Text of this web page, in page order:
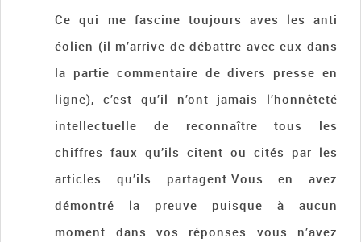
Ce qui me fascine toujours aves les anti
éolien (il m’arrive de débattre avec eux dans
la partie commentaire de divers presse en
ligne), c’est qu’il n’ont jamais l’honnêteté
intellectuelle de reconnaître tous les
chiffres faux qu’ils citent ou cités par les
articles qu’ils partagent.Vous en avez
démontré la preuve puisque à aucun
moment dans vos réponses vous n’avez